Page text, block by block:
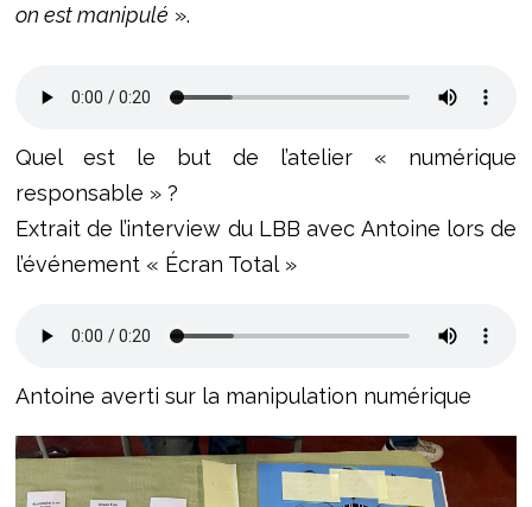
on est manipulé ».
Quel est le but de l’atelier « numérique
responsable » ?
Extrait de l’interview du LBB avec Antoine lors de
l’événement « Écran Total »
Antoine averti sur la manipulation numérique